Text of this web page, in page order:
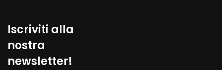
Iscriviti alla
nostra
newsletter!